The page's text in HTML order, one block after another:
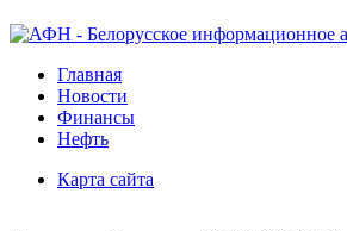
Главная
Новости
Финансы
Нефть
Карта сайта